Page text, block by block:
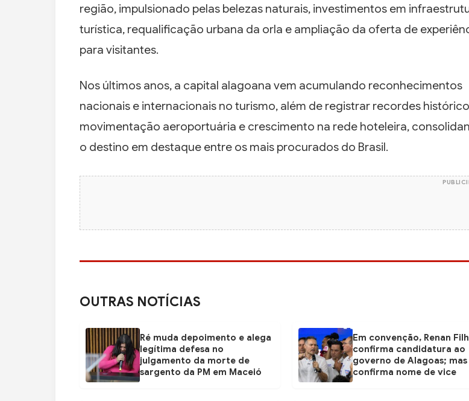
região, impulsionado pelas belezas naturais, investimentos em
turística, requalificação urbana da orla e ampliação da oferta de
para visitantes.
Nos últimos anos, a capital alagoana vem acumulando reconhecimentos
nacionais e internacionais no turismo, além de registrar recordes
movimentação aeroportuária e crescimento na rede hoteleira,
o destino em destaque entre os mais procurados do Brasil.
OUTRAS NOTÍCIAS
Ré muda depoimento e alega
legítima defesa no
julgamento da morte de
sargento da PM em Maceió
Em convenção, Renan
confirma candidatura ao
governo de Alagoas; mas
confirma nome de vice